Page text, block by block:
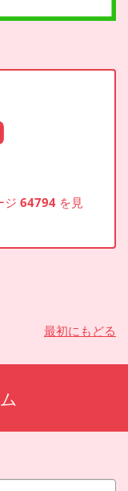
ジ64794 を見
最初にもどる